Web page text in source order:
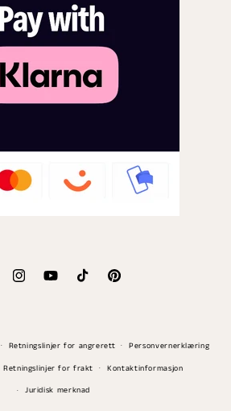
InstagramYouTubeTikTok Pinterest
Retningslinjer for angrerett
Personvernerklæring
Retningslinjer for frakt
Kontaktinformasjon
Juridisk merknad